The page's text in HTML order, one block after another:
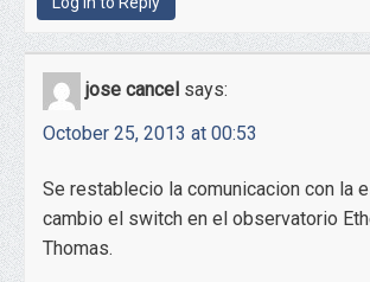
jose cancel says:
October 25, 2013 at 00:53
Se restablecio la comunicacion con la
cambio el switch en el observatorio
Thomas.